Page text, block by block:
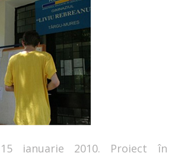
ianuarie 2010. Proiect în